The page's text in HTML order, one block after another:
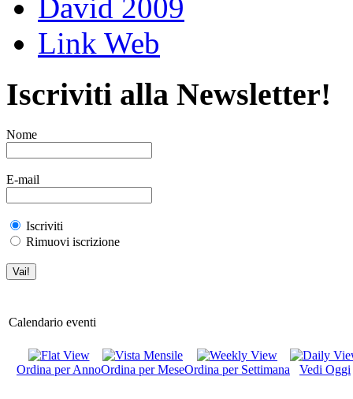
David 2009
Link Web
Iscriviti alla Newsletter!
Nome
E-mail
Iscriviti
Rimuovi iscrizione
Calendario eventi
Ordina per AnnoOrdina per MeseOrdina per Settimana Vedi Oggi